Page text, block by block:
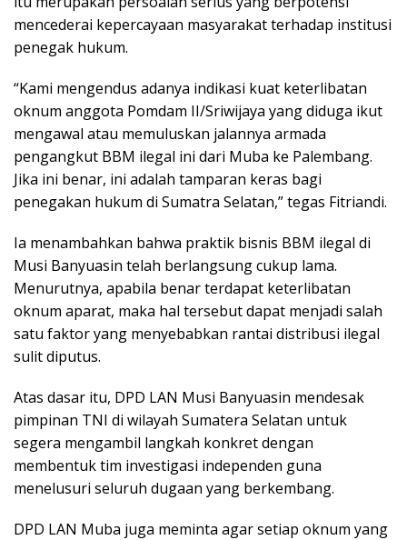
mencederai kepercayaan masyarakat terhadap institusi
penegak hukum.
“Kami mengendus adanya indikasi kuat keterlibatan
oknum anggota Pomdam II/Sriwijaya yang diduga ikut
mengawal atau memuluskan jalannya armada
pengangkut BBM ilegal ini dari Muba ke Palembang.
Jika ini benar, ini adalah tamparan keras bagi
penegakan hukum di Sumatra Selatan,” tegas Fitriandi.
Ia menambahkan bahwa praktik bisnis BBM ilegal di
Musi Banyuasin telah berlangsung cukup lama.
Menurutnya, apabila benar terdapat keterlibatan
oknum aparat, maka hal tersebut dapat menjadi salah
satu faktor yang menyebabkan rantai distribusi ilegal
sulit diputus.
Atas dasar itu, DPD LAN Musi Banyuasin mendesak
pimpinan TNI di wilayah Sumatera Selatan untuk
segera mengambil langkah konkret dengan
membentuk tim investigasi independen guna
menelusuri seluruh dugaan yang berkembang.
DPD LAN Muba juga meminta agar setiap oknum yang